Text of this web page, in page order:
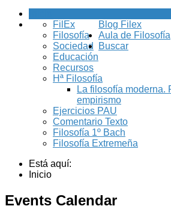
Blog Filex
FilEx
Filosofía
Sociedad
Educación
Recursos
Aula de Filosofía
Hª Filosofía
La filosofía moderna.
empirismo
Ejercicios PAU
Comentario Texto
Filosofía 1º Bach
Filosofía Extremeña
Buscar
Está aquí:
Inicio
Events Calendar